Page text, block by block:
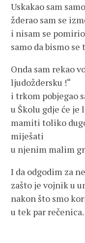
Uskakao sam
žderao sam se
i nisam se
samo da bismo
Onda sam rekao
ljudoždersku !“
i trkom pobjegao
u Školu gdje će
mamiti toliko
miješati
u njenim malim
I da odgodim za
zašto je vojnik u
nakon što smo
u tek par rečenica.